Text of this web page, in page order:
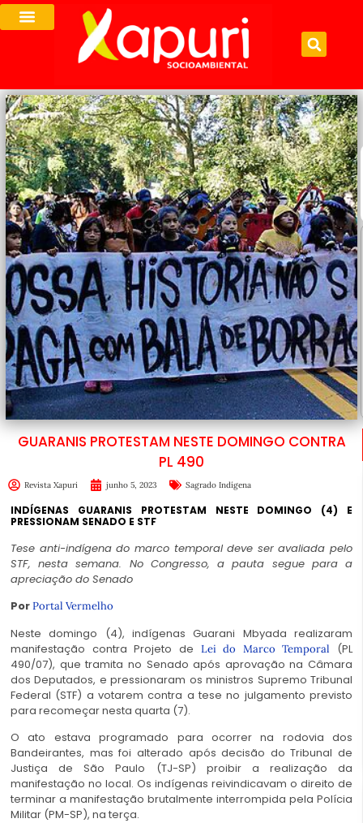
GUARANIS PROTESTAM NESTE DOMINGO CONTRA
PL 490
Revista Xapuri junho 5, 2023 Sagrado Indígena
INDÍGENAS GUARANIS PROTESTAM NESTE DOMINGO (4) E
PRESSIONAM SENADO E STF
Tese anti-indígena do marco temporal deve ser avaliada pelo
STF, nesta semana. No Congresso, a pauta segue para a
apreciação do Senado
PorPortal Vermelho
Neste domingo (4), indígenas Guarani Mbyada realizaram
manifestação contra Projeto de Lei do Marco Temporal
(PL
490/07), que tramita no Senado após aprovação na Câmara
dos Deputados, e pressionaram os ministros Supremo Tribunal
Federal (STF) a votarem contra a tese no julgamento previsto
para recomeçar nesta quarta (7).
O ato estava programado para ocorrer na rodovia dos
Bandeirantes, mas foi alterado após decisão do Tribunal de
Justiça de São Paulo (TJ-SP) proibir a realização da
manifestação no local. Os indígenas reivindicavam o direito de
terminar a manifestação brutalmente interrompida pela Polícia
Militar (PM-SP), na terça.